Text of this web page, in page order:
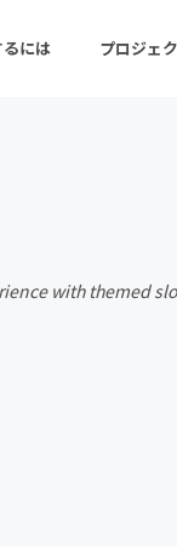
には プロジェ
with themed